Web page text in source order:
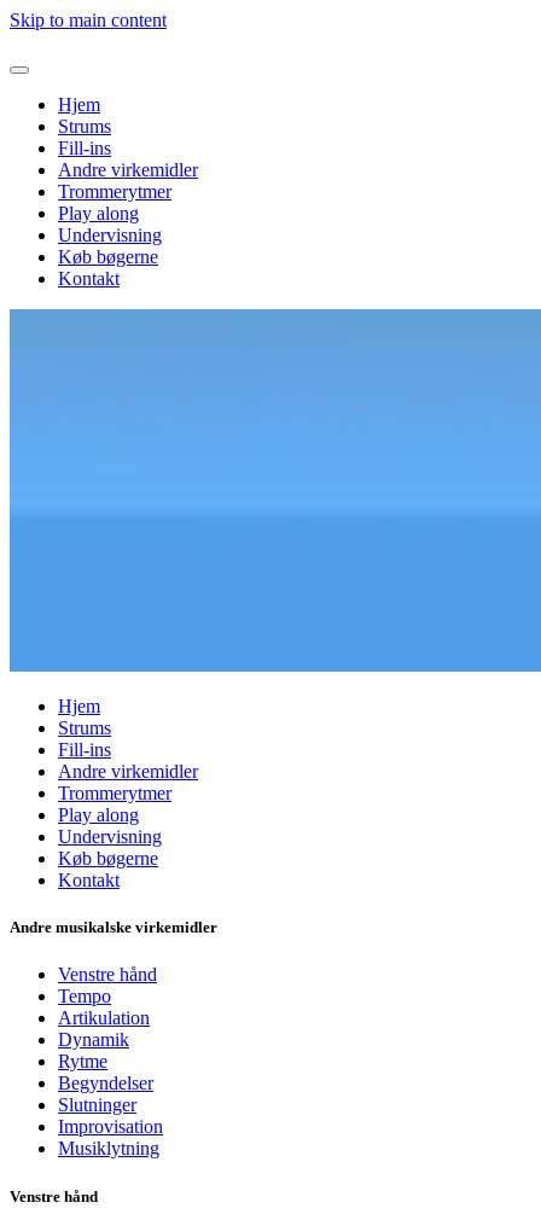
Skip to main content
Hjem
Strums
Fill-ins
Andre virkemidler
Trommerytmer
Play along
Undervisning
Køb bøgerne
Kontakt
Hjem
Strums
Fill-ins
Andre virkemidler
Trommerytmer
Play along
Undervisning
Køb bøgerne
Kontakt
Andre musikalske virkemidler
Venstre hånd
Tempo
Artikulation
Dynamik
Rytme
Begyndelser
Slutninger
Improvisation
Musiklytning
Venstre hånd